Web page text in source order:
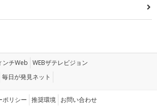
ンチWeb WEBザテレビジョン
毎日が発見ネット
ポリシー 推奨環境 お問い合わせ